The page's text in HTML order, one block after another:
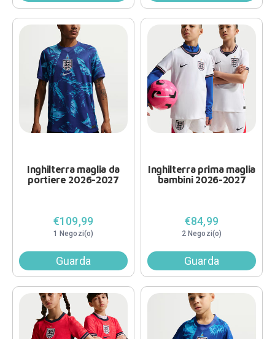
Inghilterra maglia da
portiere 2026-2027
€109,99
1 Negozi(o)
Guarda
Inghilterra prima maglia
bambini 2026-2027
€84,99
2 Negozi(o)
Guarda